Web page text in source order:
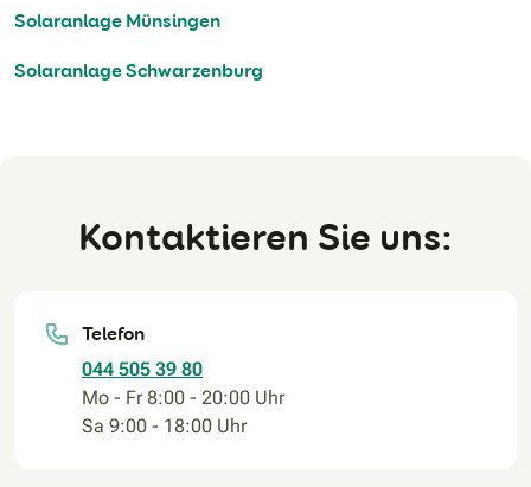
Solaranlage Münsingen
Solaranlage Schwarzenburg
Kontaktieren Sie uns:
Telefon
044 505 39 80
Mo - Fr 8:00 - 20:00 Uhr
Sa 9:00 - 18:00 Uhr